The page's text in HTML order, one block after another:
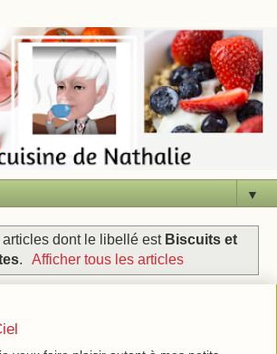
▼
dont le libellé est Biscuits et
. Afficher tous les articles